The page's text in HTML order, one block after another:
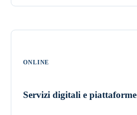
ONLINE
Servizi digitali e piattaforme